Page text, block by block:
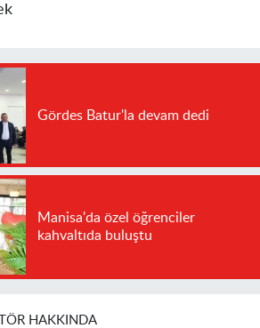
Gördes Batur'la devam dedi
Manisa'da özel öğrenciler
kahvaltıda buluştu
HAKKINDA